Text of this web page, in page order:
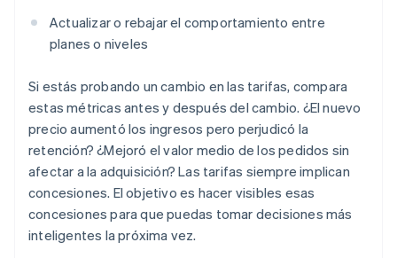
Actualizar o rebajar el comportamiento entre
planes o niveles
Si estás probando un cambio en las tarifas, compara
estas métricas antes y después del cambio. ¿El nuevo
precio aumentó los ingresos pero perjudicó la
retención? ¿Mejoró el valor medio de los pedidos sin
afectar a la adquisición? Las tarifas siempre implican
concesiones. El objetivo es hacer visibles esas
concesiones para que puedas tomar decisiones más
inteligentes la próxima vez.